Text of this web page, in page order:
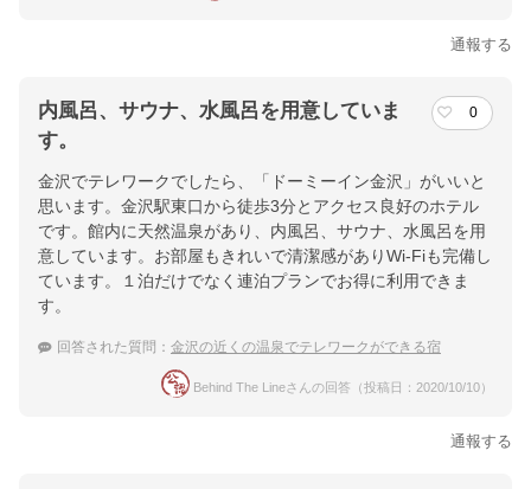
通報する
内風呂、サウナ、水風呂を用意していま
す。
0
金沢でテレワークでしたら、「ドーミーイン金沢」がいいと
思います。金沢駅東口から徒歩3分とアクセス良好のホテル
です。館内に天然温泉があり、内風呂、サウナ、水風呂を用
意しています。お部屋もきれいで清潔感がありWi-Fiも完備し
ています。１泊だけでなく連泊プランでお得に利用できま
す。
回答された質問： 金沢の近くの温泉でテレワークができる宿
Behind The Lineさんの回答（投稿日：2020/10/10）
通報する